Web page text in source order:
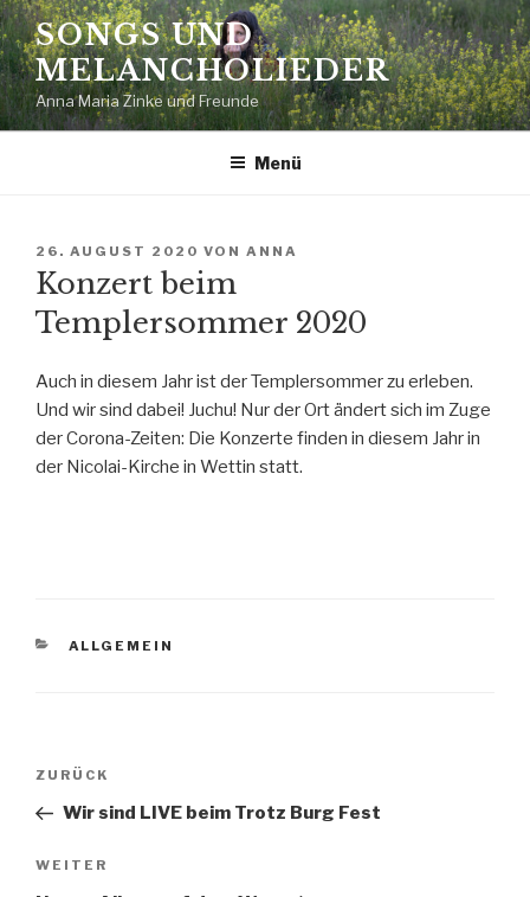
Zum
Inhalt
springen
SONGS UND
MELANCHOLIEDER
Anna Maria Zinke und Freunde
Menü
VERÖFFENTLICHT
AM
26. AUGUST 2020 VON ANNA
Konzert beim
Templersommer 2020
Auch in diesem Jahr ist der Templersommer zu erleben.
Und wir sind dabei! Juchu! Nur der Ort ändert sich im Zuge
der Corona-Zeiten: Die Konzerte finden in diesem Jahr in
der Nicolai-Kirche in Wettin statt.
KATEGORIEN
ALLGEMEIN
Beitragsnavigation
Vorheriger
Beitrag
ZURÜCK
Wir sind LIVE beim Trotz Burg Fest
Nächster
WEITER